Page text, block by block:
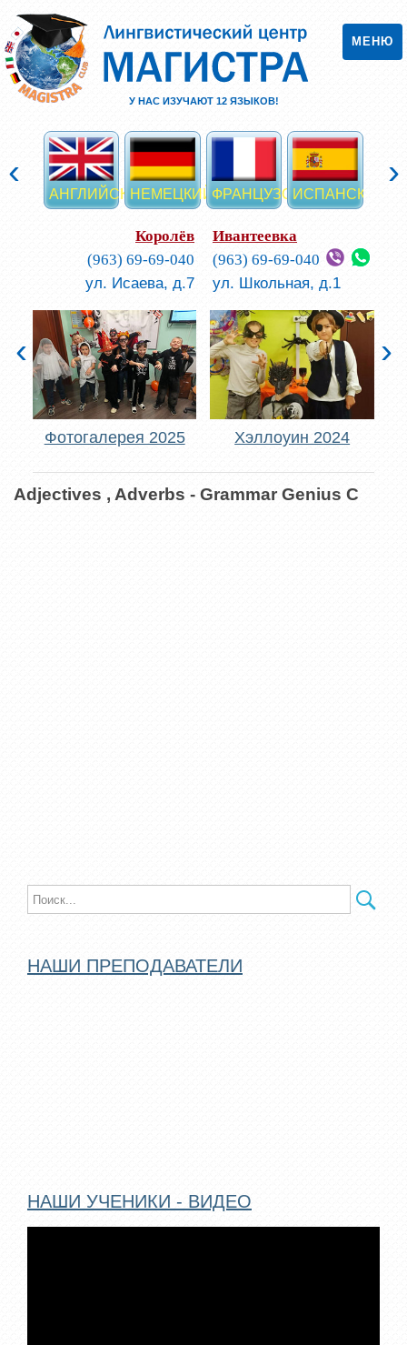
МЕНЮ
У НАС ИЗУЧАЮТ 12ЯЗЫКОВ!
АНГЛИЙСКИЙНЕМЕЦКИЙФРАНЦУЗСКИЙИСПАНСКИЙ
‹ ›
Королёв
(963) 69-69-040
ул. Исаева, д.7
Ивантеевка
(963) 69-69-040
ул. Школьная, д.1
Фотогалерея 2025 Хэллоуин 2024
‹ ›
Adjectives , Adverbs - Grammar Genius C
НАШИ ПРЕПОДАВАТЕЛИ
НАШИ УЧЕНИКИ - ВИДЕО